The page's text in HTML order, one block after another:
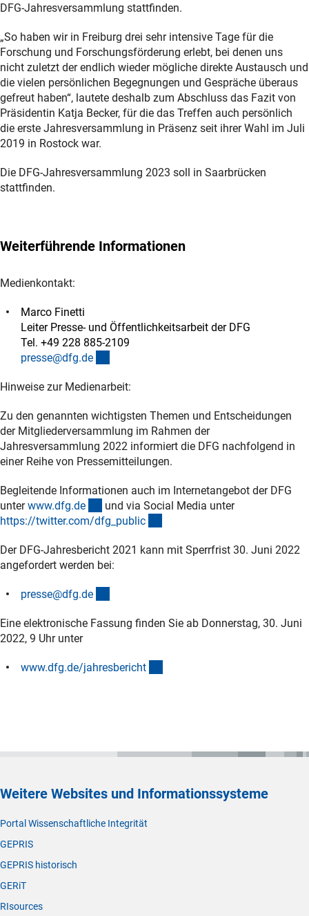
DFG-Jahresversammlung stattfinden.
„So haben wir in Freiburg drei sehr intensive Tage für die
Forschung und Forschungsförderung erlebt, bei denen uns
nicht zuletzt der endlich wieder mögliche direkte Austausch und
die vielen persönlichen Begegnungen und Gespräche überaus
gefreut haben“, lautete deshalb zum Abschluss das Fazit von
Präsidentin Katja Becker, für die das Treffen auch persönlich
die erste Jahresversammlung in Präsenz seit ihrer Wahl im Juli
2019 in Rostock war.
Die DFG-Jahresversammlung 2023 soll in Saarbrücken
stattfinden.
Weiterführende Informationen
Medienkontakt:
Marco Finetti
Leiter Presse- und Öffentlichkeitsarbeit der DFG
Tel. +49 228 885-2109
presse@dfg.de
Hinweise zur Medienarbeit:
Zu den genannten wichtigsten Themen und Entscheidungen
der Mitgliederversammlung im Rahmen der
Jahresversammlung 2022 informiert die DFG nachfolgend in
einer Reihe von Pressemitteilungen.
Begleitende Informationen auch im Internetangebot der DFG
unterwww.dfg.de (externer Link)
und via Social Media unter
https://twitter.com/dfg_public
Der DFG-Jahresbericht 2021 kann mit Sperrfrist 30. Juni 2022
angefordert werden bei:
presse@dfg.de
Eine elektronische Fassung finden Sie ab Donnerstag, 30. Juni
2022, 9 Uhr unter
www.dfg.de/jahresbericht
Weitere Websites und Informationssysteme
Portal Wissenschaftliche Integrität
GEPRIS
GEPRIS historisch
GERiT
RIsources